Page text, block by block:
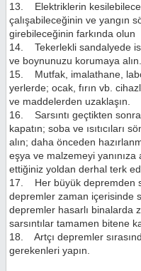
13. Elektriklerin
çalışabileceğinin ve yangın
girebileceğinin farkında olun
14. Tekerlekli sandalyede
ve boynunuzu korumaya alın.
15. Mutfak, imalathane,
yerlerde; ocak, fırın vb.
ve maddelerden uzaklaşın.
16. Sarsıntı geçtikten
kapatın; soba ve ısıtıcıları
alın; daha önceden
eşya ve malzemeyi
ettiğiniz yoldan derhal terk
17. Her büyük depremden
depremler zaman içerisinde
depremler hasarlı binalarda
sarsıntılar tamamen bitene
18. Artçı depremler
gerekenleri yapın.